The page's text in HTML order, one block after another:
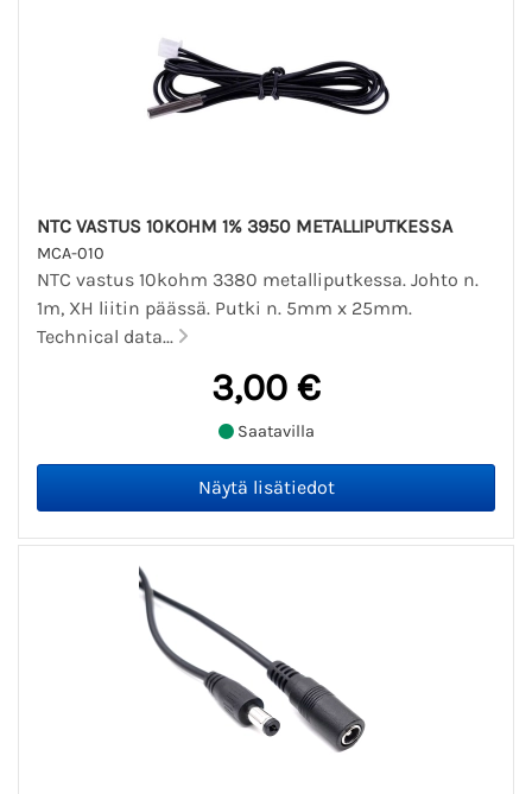
NTC VASTUS 10KOHM 1% 3950 METALLIPUTKESSA
MCA-010
NTC vastus 10kohm 3380 metalliputkessa. Johto n.
1m, XH liitin päässä. Putki n. 5mm x 25mm.
Technical data...
3,00 €
Saatavilla